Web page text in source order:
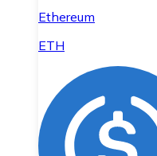
Ethereum
ETH